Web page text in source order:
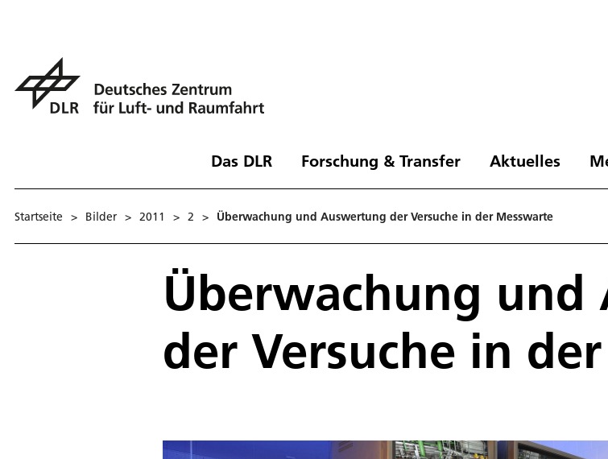
Das DLR Forschung & Transfer Aktuelles
Startseite > Bilder > 2011 > 2 > Überwachung und Auswertung der Versuche in der Messwarte
Überwachung und
der Versuche in